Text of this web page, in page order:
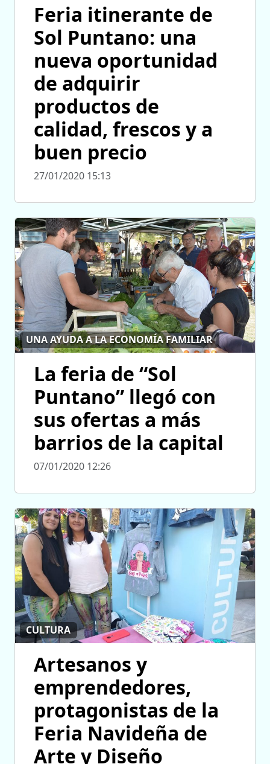
Feria itinerante de
Sol Puntano: una
nueva oportunidad
de adquirir
productos de
calidad, frescos y a
buen precio
27/01/2020 15:13
UNA AYUDA A LA ECONOMÍA FAMILIAR
La feria de “Sol
Puntano” llegó con
sus ofertas a más
barrios de la capital
07/01/2020 12:26
CULTURA
Artesanos y
emprendedores,
protagonistas de la
Feria Navideña de
Arte y Diseño